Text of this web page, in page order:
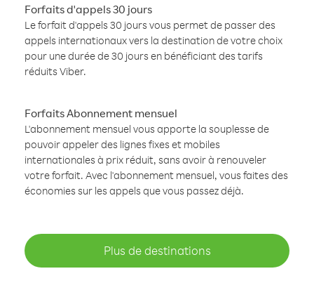
Forfaits d'appels 30 jours
Le forfait d'appels 30 jours vous permet de passer des
appels internationaux vers la destination de votre choix
pour une durée de 30 jours en bénéficiant des tarifs
réduits Viber.
Forfaits Abonnement mensuel
L'abonnement mensuel vous apporte la souplesse de
pouvoir appeler des lignes fixes et mobiles
internationales à prix réduit, sans avoir à renouveler
votre forfait. Avec l'abonnement mensuel, vous faites des
économies sur les appels que vous passez déjà.
Plus de destinations